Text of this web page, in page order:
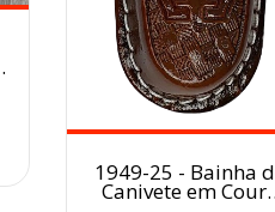
1949-25 - Bainha
Canivete em Couro